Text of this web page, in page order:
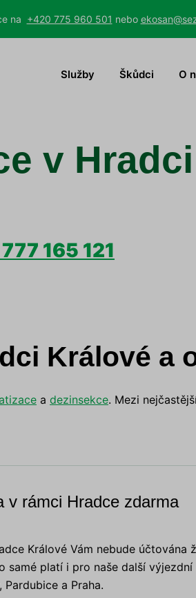
na +420 775 960 501 nebo
Služby Škůdci O
v
165 121
Králové a
a dezinsekce. Mezi
v rámci Hradce zdarma
Králové Vám nebude účtována
samé platí i pro naše další
Pardubice a Praha.